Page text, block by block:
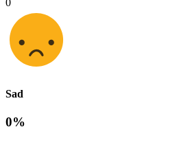
Sad
0%